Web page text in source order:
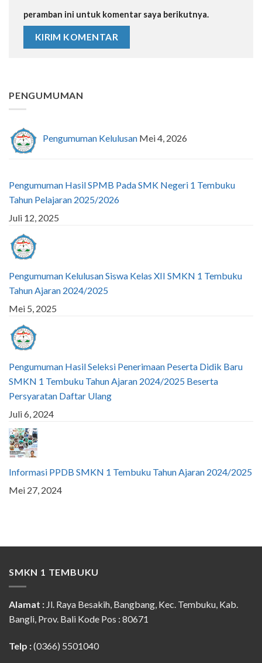
peramban ini untuk komentar saya berikutnya.
PENGUMUMAN
Pengumuman Kelulusan Mei 4, 2026
Pengumuman Hasil SPMB Pada SMK Negeri 1 Tembuku
Tahun Pelajaran 2025/2026
Juli 12, 2025
Pengumuman Kelulusan Siswa Kelas XII SMKN 1 Tembuku
Tahun Ajaran 2024/2025
Mei 5, 2025
Pengumuman Hasil Seleksi Penerimaan Peserta Didik Baru
SMKN 1 Tembuku Tahun Ajaran 2024/2025 Beserta
Persyaratan Daftar Ulang
Juli 6, 2024
Informasi PPDB SMKN 1 Tembuku Tahun Ajaran 2024/2025
Mei 27, 2024
SMKN 1 TEMBUKU
Alamat : Jl. Raya Besakih, Bangbang, Kec. Tembuku, Kab.
Bangli, Prov. Bali Kode Pos : 80671
Telp :(0366) 5501040